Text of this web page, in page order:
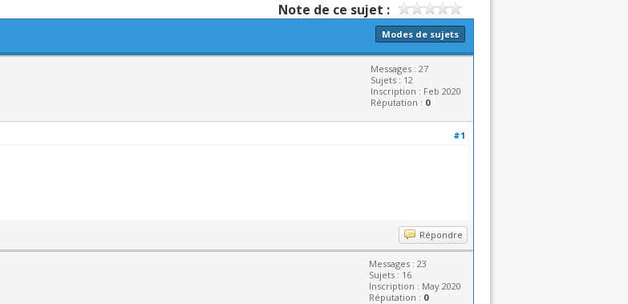
Note de ce sujet :
Modes de sujets
Messages : 27
Sujets : 12
Inscription : Feb 2020
Réputation : 0
#1
Répondre
Messages : 23
Sujets : 16
Inscription : May 2020
Réputation : 0